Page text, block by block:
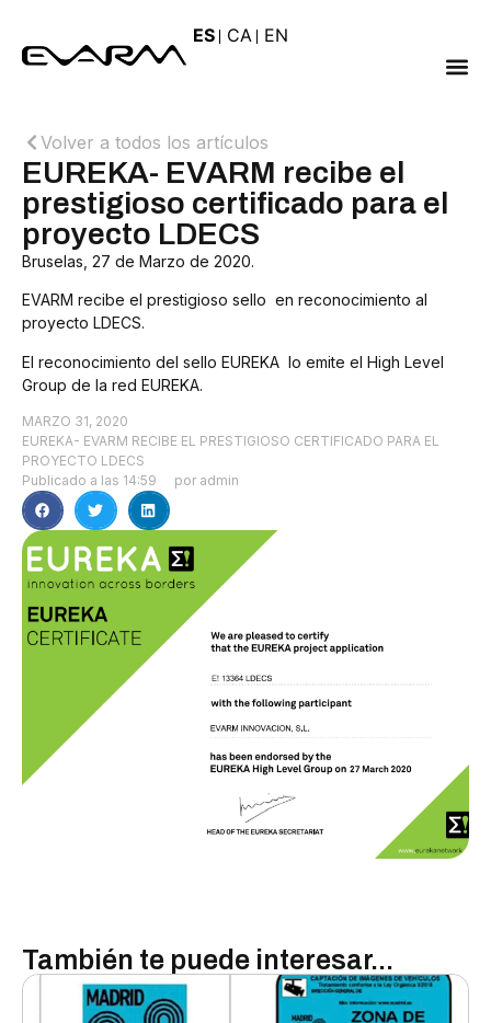
ES CA EN
Volver a todos los artículos
EUREKA- EVARM recibe el
prestigioso certificado para el
proyecto LDECS
Bruselas, 27 de Marzo de 2020.
EVARM recibe el prestigioso sello en reconocimiento al
proyecto LDECS.
El reconocimiento del sello EUREKA lo emite el High Level
Group de la red EUREKA.
MARZO 31, 2020
EUREKA- EVARM RECIBE EL PRESTIGIOSO CERTIFICADO PARA EL
PROYECTO LDECS
Publicado a las 14:59 por admin
También te puede interesar...